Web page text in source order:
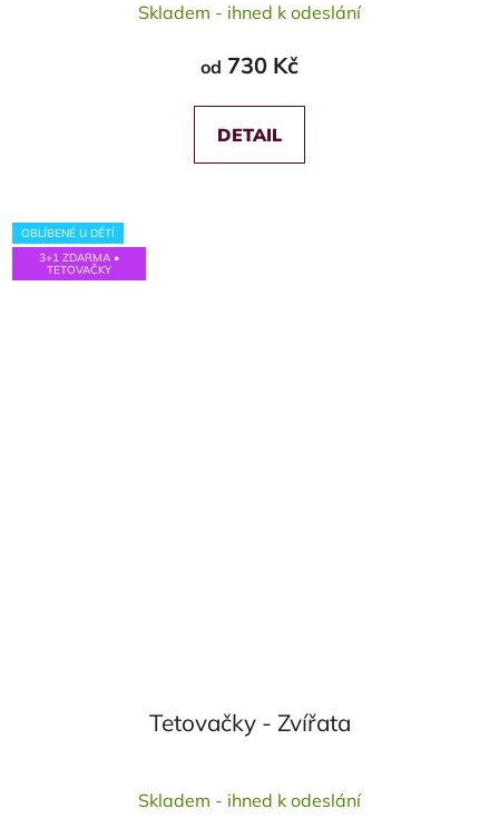
hodnocení
je
5,0
z
5
Skladem - ihned k odeslání
od 730 Kč
DETAIL
OBLÍBENÉ U DĚTÍ
3+1 ZDARMA •
TETOVAČKY
Tetovačky - Zvířata
Skladem - ihned k odeslání